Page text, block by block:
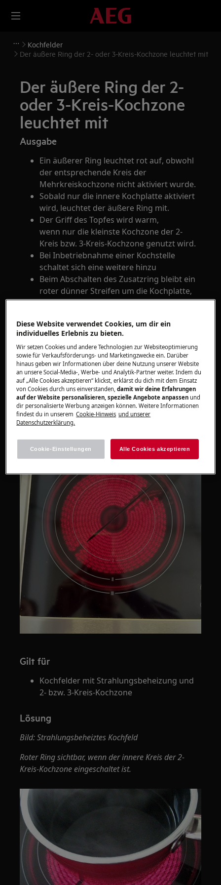
Kochfelder
Der äußere Ring der 2- oder 3-Kreis-Kochzone leuchtet mit
Der äußere Ring der 2-
oder 3-Kreis-Kochzone
leuchtet mit
Ausgabe
Ein äußerer Ring leuchtet rot auf, obwohl
der entsprechende Kreis der
Mehrkreiskochzone nicht aktiviert wurde.
Sobald nur die innere Kochplatte aktiviert
wird, leuchtet der äußere Ring mit.
Der Griff des Topfes wird warm,
wenn nur die kleinste Kochzone der 2-
Kreis bzw. 3-Kreis-Kochzone genutzt wird.
Bei Inbetriebnahme einer Kochstelle
schaltet sich eine weitere hinzu
Beim Abschalten des Zusatzring bleibt ein
roter dünner Streifen um die Kochplatte,
solange die Kochplatte an ist.
aktiviert, scheint es, als wäre auch die
äußere Zone eingeschaltet.
Sowohl die innere als auch die äußere
Zone erscheinen rot.
Gilt für
Kochfelder mit Strahlungsbeheizung und
2- bzw. 3-Kreis-Kochzone
Lösung
Bild: Strahlungsbeheiztes Kochfeld
Roter Ring sichtbar, wenn der innere Kreis der 2-
Kreis-Kochzone eingeschaltet ist.
Diese Website verwendet Cookies, um dir ein
individuelles Erlebnis zu bieten.
Wir setzen Cookies und andere Technologien zur Websiteoptimierung
sowie für Verkaufsförderungs- und Marketingzwecke ein. Darüber
hinaus geben wir Informationen über deine Nutzung unserer Website
an unsere Social-Media-, Werbe- und Analytik-Partner weiter. Indem du
auf „Alle Cookies akzeptieren“ klickst, erklärst du dich mit dem Einsatz
von Cookies durch uns einverstanden,damit wir deine Erfahrungen
auf der Website personalisieren, spezielle Angebote anpassen und
dir personalisierte Werbung anzeigen können. Weitere Informationen
findest du in unserem Cookie-Hinweis und unserer
Datenschutzerklärung.
Cookie-Einstellungen Alle Cookies akzeptieren